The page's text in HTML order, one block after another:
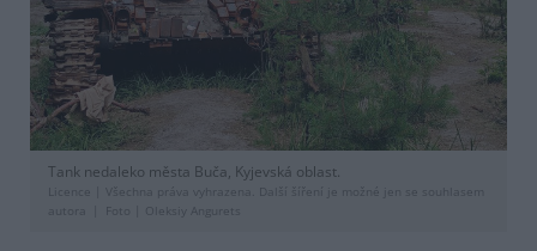
Tank nedaleko města Buča, Kyjevská oblast.
Licence |
Všechna práva vyhrazena. Další šíření je možné jen se souhlasem
autora
Foto | Oleksiy Angurets